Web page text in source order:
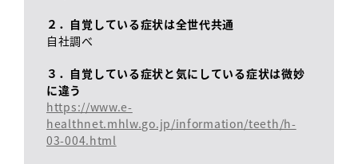
２．自覚している症状は全世代共通
自社調べ
３．自覚している症状と気にしている症状は微妙
に違う
https://www.e-
healthnet.mhlw.go.jp/information/teeth/h-
03-004.html